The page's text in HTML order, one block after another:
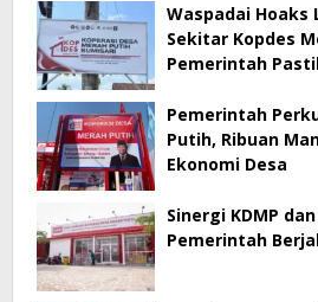
Waspadai Hoaks
Sekitar Kopdes
Pemerintah
Pemerintah
Putih, Ribuan
Ekonomi Desa
Sinergi KDMP
Pemerintah